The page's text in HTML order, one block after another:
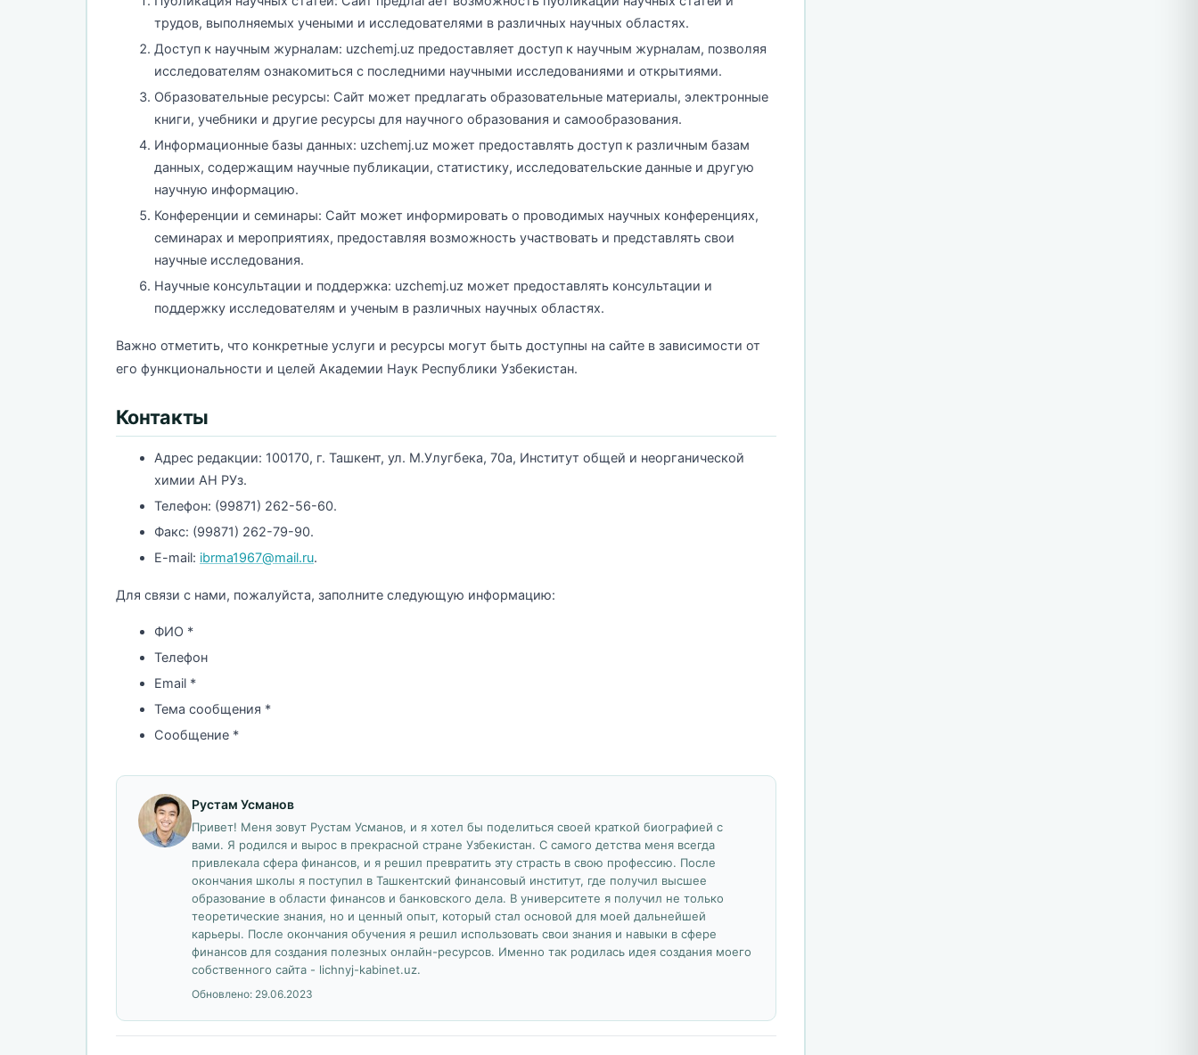
трудов, выполняемых учеными и исследователями в различных научных областях.
Доступ к научным журналам: uzchemj.uz предоставляет доступ к научным журналам, позволяя
исследователям ознакомиться с последними научными исследованиями и открытиями.
Образовательные ресурсы: Сайт может предлагать образовательные материалы, электронные
книги, учебники и другие ресурсы для научного образования и самообразования.
Информационные базы данных: uzchemj.uz может предоставлять доступ к различным базам
данных, содержащим научные публикации, статистику, исследовательские данные и другую
научную информацию.
Конференции и семинары: Сайт может информировать о проводимых научных конференциях,
семинарах и мероприятиях, предоставляя возможность участвовать и представлять свои
научные исследования.
Научные консультации и поддержка: uzchemj.uz может предоставлять консультации и
поддержку исследователям и ученым в различных научных областях.
Важно отметить, что конкретные услуги и ресурсы могут быть доступны на сайте в зависимости от
его функциональности и целей Академии Наук Республики Узбекистан.
Контакты
Адрес редакции: 100170, г. Ташкент, ул. М.Улугбека, 70а, Институт общей и неорганической
химии АН РУз.
Телефон: (99871) 262-56-60.
Факс: (99871) 262-79-90.
E-mail: ibrma1967@mail.ru.
Для связи с нами, пожалуйста, заполните следующую информацию:
ФИО *
Телефон
Email *
Тема сообщения *
Сообщение *
Рустам Усманов
Привет! Меня зовут Рустам Усманов, и я хотел бы поделиться своей краткой биографией с
вами. Я родился и вырос в прекрасной стране Узбекистан. С самого детства меня всегда
привлекала сфера финансов, и я решил превратить эту страсть в свою профессию. После
окончания школы я поступил в Ташкентский финансовый институт, где получил высшее
образование в области финансов и банковского дела. В университете я получил не только
теоретические знания, но и ценный опыт, который стал основой для моей дальнейшей
карьеры. После окончания обучения я решил использовать свои знания и навыки в сфере
финансов для создания полезных онлайн-ресурсов. Именно так родилась идея создания моего
собственного сайта - lichnyj-kabinet.uz.
Обновлено: 29.06.2023